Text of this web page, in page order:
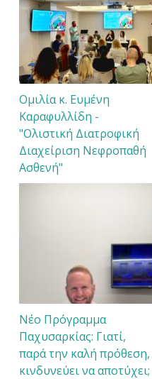
Ομιλία κ. Ευμένη
Καραφυλλίδη -
"Ολιστική Διατροφική
Διαχείριση Νεφροπαθή
Ασθενή"
Νέο Πρόγραμμα
Παχυσαρκίας: Γιατί,
παρά την καλή πρόθεση,
κινδυνεύει να αποτύχει;